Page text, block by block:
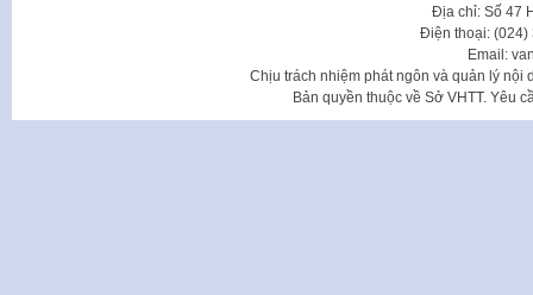
Địa chỉ: Số 47
Điện thoại: (024)
Email:
Chịu trách nhiệm phát ngôn và quản lý nội
Bản quyền thuộc về Sở VHTT. Yêu